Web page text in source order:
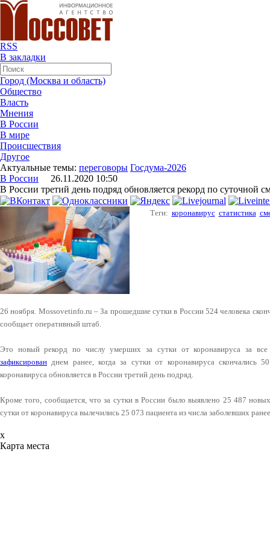
RSS
В закладки
Город (Москва и область)
Общество
Власть
Мнения
В России
В мире
Происшествия
Другое
Актуальные темы: переговоры Госдума-2026
В России 26.11.2020 10:50
В России третий день подряд обновляется рекорд по суточной
Теги: коронавирус статистика
26 ноября. Mossovetinfo.ru – За прошедшие сутки в России 524 человека
сообщает оперативный штаб.
Это новый рекорд по числу умерших за сутки от коронавируса за
зафиксирован днем ранее, когда за сутки от коронавируса скончались
коронавируса обновляется в России третий день подряд.
Кроме того, сообщается, что за сутки в России было выявлено 25 487
сутки от коронавируса вылечились 25 073 пациента из числа заболевших
x
Карта места